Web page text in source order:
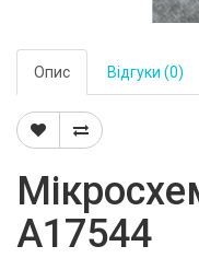
Опис Відгуки (0)
A17544